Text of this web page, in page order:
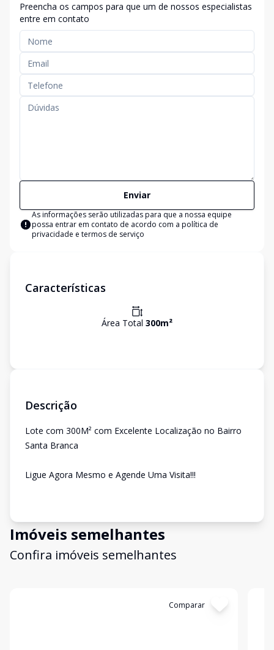
Preencha os campos para que um de nossos especialistas
entre em contato
Enviar
As informações serão utilizadas para que a nossa equipe
possa entrar em contato de acordo com a política de
privacidade e termos de serviço
Características
Área Total 300m²
Descrição
Lote com 300M² com Excelente Localização no Bairro
Santa Branca
Ligue Agora Mesmo e Agende Uma Visita!!!
Imóveis semelhantes
Confira imóveis semelhantes
Comparar